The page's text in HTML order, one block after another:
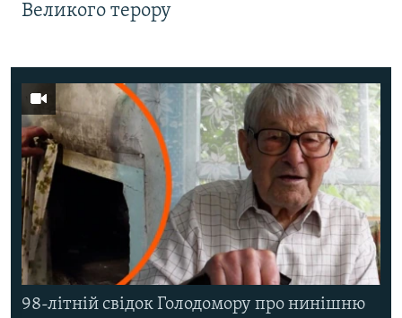
Великого терору
98-літній свідок Голодомору про нинішню